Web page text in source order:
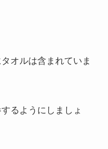
オルは含まれていま
るようにしましょ